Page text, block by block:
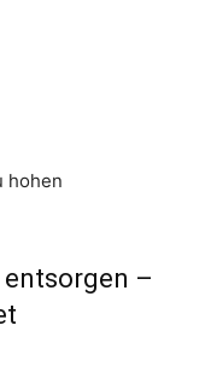
hohen
entsorgen –